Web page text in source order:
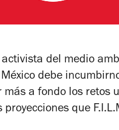
del medio
debe
más a fondo los retos
proyecciones que